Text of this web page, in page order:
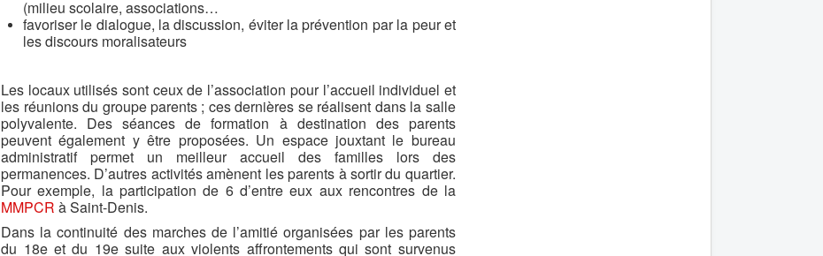
(milieu scolaire, associations…
favoriser le dialogue, la discussion, éviter la prévention par la peur et
les discours moralisateurs
Les locaux utilisés sont ceux de l’association pour l’accueil individuel et
les réunions du groupe parents ; ces dernières se réalisent dans la salle
polyvalente. Des séances de formation à destination des parents
peuvent également y être proposées. Un espace jouxtant le bureau
administratif permet un meilleur accueil des familles lors des
permanences. D’autres activités amènent les parents à sortir du quartier.
Pour exemple, la participation de 6 d’entre eux aux rencontres de la
MMPCRà Saint-Denis.
Dans la continuité des marches de l’amitié organisées par les parents
du 18e et du 19e suite aux violents affrontements qui sont survenus